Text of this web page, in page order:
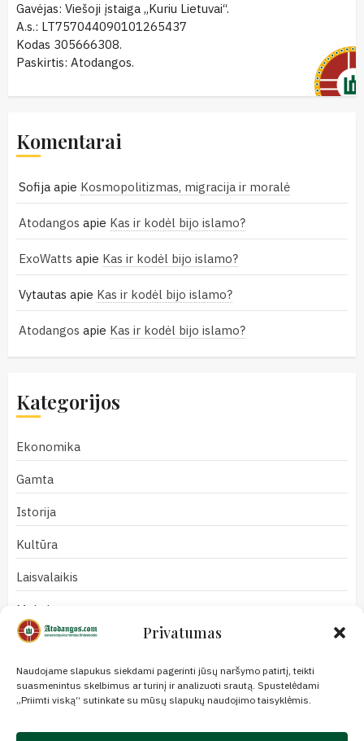
Privatumas
Naudojame slapukus siekdami pagerinti jūsų naršymo patirtį, teikti
suasmenintus skelbimus ar turinį ir analizuoti srautą. Spustelėdami
„Priimti viską“ sutinkate su mūsų slapukų naudojimo taisyklėmis.
Gavėjas: Viešoji įstaiga „Kuriu Lietuvai“.
A.s.: LT757044090101265437
Kodas 305666308.
Paskirtis: Atodangos.
Komentarai
Sofija apie Kosmopolitizmas, migracija ir moralė
Atodangos apie Kas ir kodėl bijo islamo?
ExoWatts apie Kas ir kodėl bijo islamo?
Vytautas apie Kas ir kodėl bijo islamo?
Atodangos apie Kas ir kodėl bijo islamo?
Kategorijos
Ekonomika
Gamta
Istorija
Kultūra
Laisvalaikis
Mokslas
Naujienos
Nuomonės
Politika